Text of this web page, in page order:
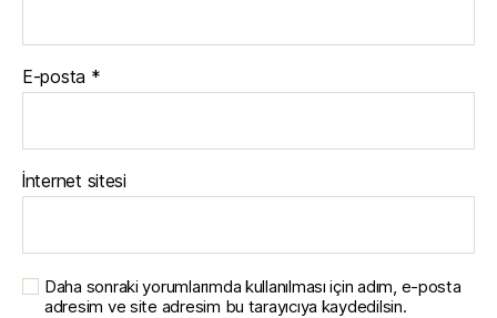
E-posta *
İnternet sitesi
Daha sonraki yorumlarımda kullanılması için adım, e-posta
adresim ve site adresim bu tarayıcıya kaydedilsin.